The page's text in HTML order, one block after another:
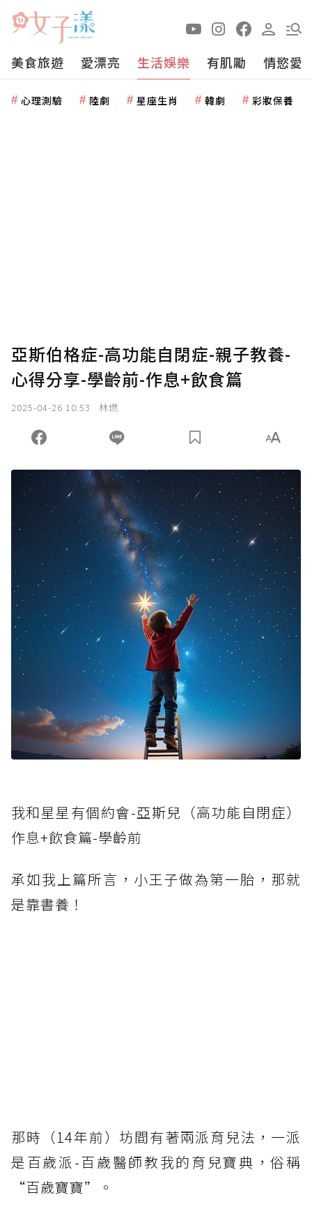
美食旅遊 愛漂亮 生活娛樂 有肌勵 情慾愛
心理測驗 陸劇 星座生肖 韓劇 彩妝保養
亞斯伯格症-高功能自閉症-親子教養-
心得分享-學齡前-作息+飲食篇
2025-04-26 10:53 林燃
我和星星有個約會-亞斯兒（高功能自閉症）
作息+飲食篇-學齡前
承如我上篇所言，小王子做為第一胎，那就
是靠書養！
那時（14年前）坊間有著兩派育兒法，一派
是百歲派-百歲醫師教我的育兒寶典，俗稱
“百歲寶寶”。